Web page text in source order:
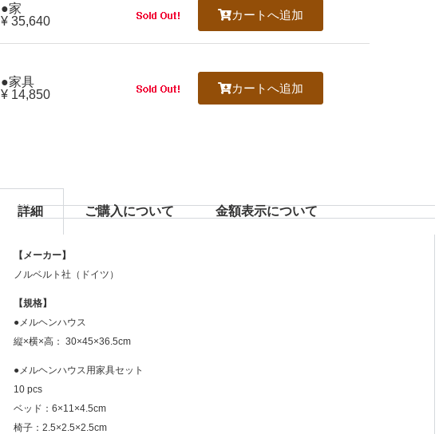
●家
¥ 35,640
カートへ追加
●家具
¥ 14,850
カートへ追加
詳細 ご購入について ⾦額表⽰について
【メーカー】
ノルベルト社（ドイツ）
【規格】
●メルヘンハウス
縦×横×高： 30×45×36.5cm
●メルヘンハウス用家具セット
10 pcs
ベッド：6×11×4.5cm
椅子：2.5×2.5×2.5cm